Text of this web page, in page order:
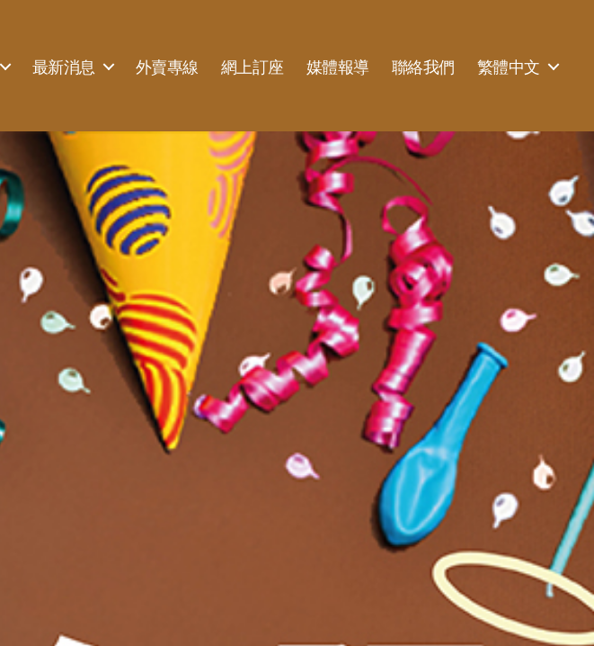
最新消息 外賣專線 網上訂座 媒體報導 聯絡我們 繁體中文